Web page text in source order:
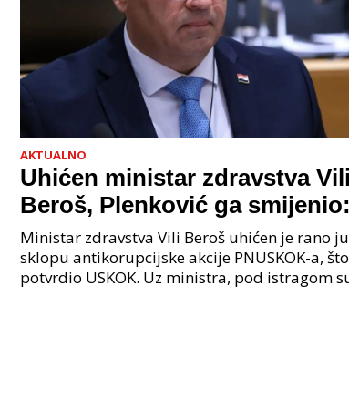
AKTUALNO
Uhićen ministar zdravstva Vili
Beroš, Plenković ga smijenio:
Istraga USKOK-a zbog
Ministar zdravstva Vili Beroš uhićen je rano
sklopu antikorupcijske akcije PNUSKOK-a,
potvrdio USKOK. Uz ministra, pod istragom